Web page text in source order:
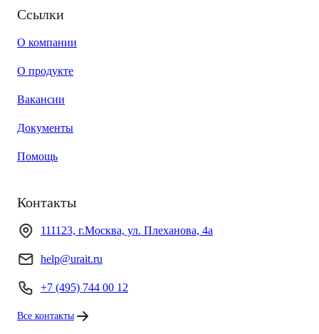
Ссылки
О компании
О продукте
Вакансии
Документы
Помощь
Контакты
111123, г.Москва, ул. Плеханова, 4а
help@urait.ru
+7 (495) 744 00 12
Все контакты